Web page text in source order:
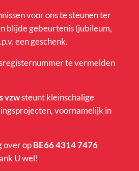
voor ons te steunen ter
blijde gebeurtenis (jubileum,
een geschenk.
te vermelden
vzwsteunt kleinschalige
voornamelijk in
over opBE66 4314 7476
U wel!